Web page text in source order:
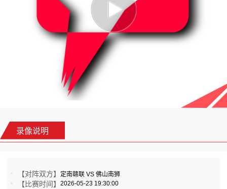
录像说明
【对阵双方】 定南赣联 VS 佛山南狮
【比赛时间】2026-05-23 19:30:00